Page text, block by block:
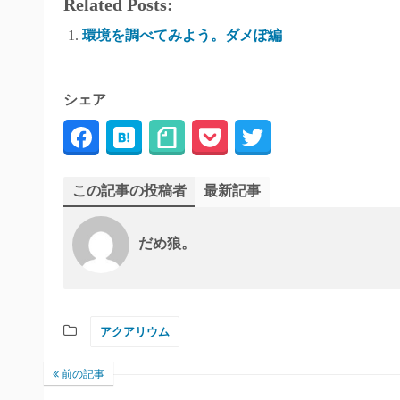
Related Posts:
環境を調べてみよう。ダメぽ編
シェア
この記事の投稿者 最新記事
だめ狼。
アクアリウム
前の記事